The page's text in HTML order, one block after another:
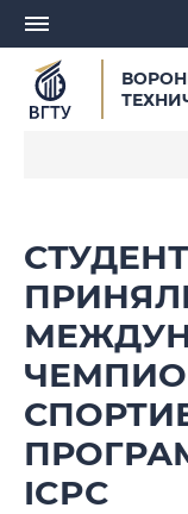
Объявления
СМИ о нас
Выступления,
Календарь
ICPC